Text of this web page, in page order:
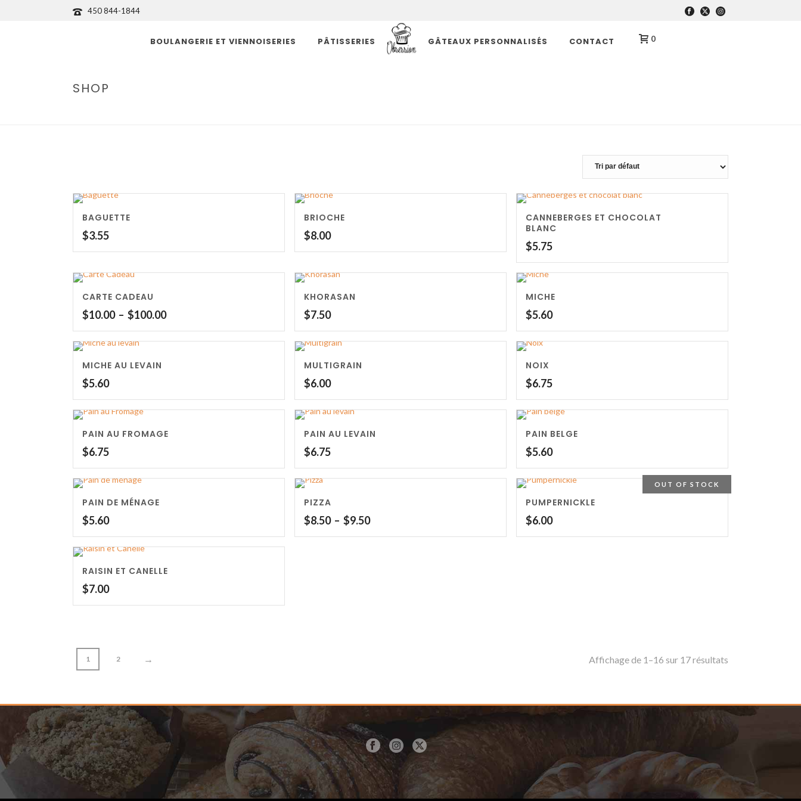
450 844-1844
BOULANGERIE ET VIENNOISERIES PÂTISSERIES GÂTEAUX PERSONNALISÉS CONTACT 0
SHOP
BAGUETTE
$3.55
BRIOCHE
$8.00
CANNEBERGES ET CHOCOLAT
BLANC
$5.75
CARTE CADEAU
$10.00 – $100.00Plage
de
prix :
KHORASAN
$7.50
MICHE
$5.60
MICHE AU LEVAIN
$5.60
MULTIGRAIN
$6.00
NOIX
$6.75
PAIN AU FROMAGE
$6.75
PAIN AU LEVAIN
$6.75
PAIN BELGE
$5.60
PAIN DE MÉNAGE
$5.60
PIZZA
$8.50 – $9.50Plage
de
OUT OF STOCK
PUMPERNICKLE
$6.00
RAISIN ET CANELLE
$7.00
1 2 → Affichage de 1–16 sur 17 résultats